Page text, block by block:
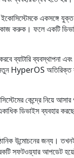
একসঙ্গে যুক্ত
কাজ করুক। ফলে একটি
ব্যাটারি ব্যবস্থাপনা
HyperOS অতিরিক্ত
কেন্দ্রে নিয়ে
ডিভাইস ব্যবহার
উন্মোচনের জন্য।
সফটওয়্যার আপডেট